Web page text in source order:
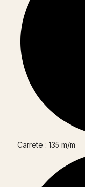
Carrete : 135 m/m